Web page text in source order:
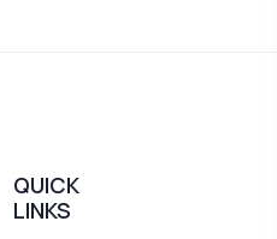
QUICK
LINKS